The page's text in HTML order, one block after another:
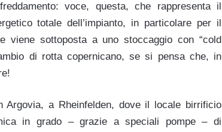
voce, questa, che rappresenta il
totale dell’impianto, in particolare per il
viene sottoposta a uno stoccaggio con “cold
di rotta copernicano, se si pensa che, in
Argovia, a Rheinfelden, dove il locale birrificio
in grado – grazie a speciali pompe – di